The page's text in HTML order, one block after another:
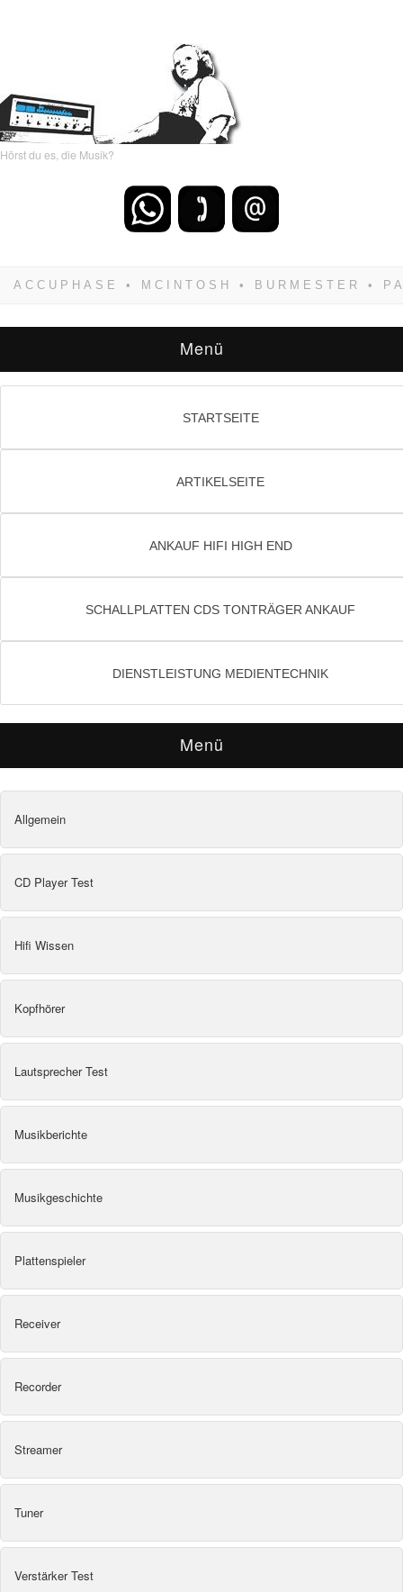
Hörst du es, die Musik?
zwangsläufig siegen! Und noch was: Hifi
Menü
STARTSEITE
ARTIKELSEITE
ANKAUF HIFI HIGH END
SCHALLPLATTEN CDS TONTRÄGER ANKAUF
DIENSTLEISTUNG MEDIENTECHNIK
Menü
Allgemein
CD Player Test
Hifi Wissen
Kopfhörer
Lautsprecher Test
Musikberichte
Musikgeschichte
Plattenspieler
Receiver
Recorder
Streamer
Tuner
Verstärker Test